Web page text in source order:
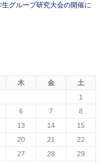
グループ研究大会の開催に
木 金
土
1
6 7
8
13 14
15
20 21
22
27 28
29